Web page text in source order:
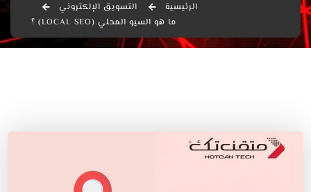
الرئيسية
التسويق الإلكتروني
ما هو السيو المحلي (LOCAL SEO) ؟